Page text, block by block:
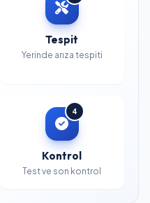
Tespit
Yerinde arıza tespiti
4
Kontrol
Test ve son kontrol